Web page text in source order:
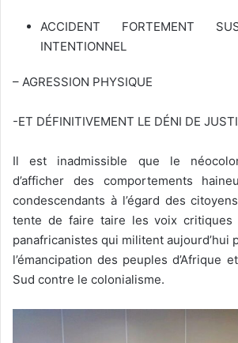
ACCIDENT FORTEMENT
INTENTIONNEL
– AGRESSION PHYSIQUE
-ET DÉFINITIVEMENT LE DÉNI DE
Il est inadmissible que le
d’afficher des comportements
condescendants à l’égard des
tente de faire taire les voix critiques
panafricanistes qui militent aujourd’hui
l’émancipation des peuples d’Afrique
Sud contre le colonialisme.